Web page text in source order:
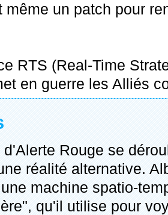
même un patch pour
RTS (Real-Time
en guerre les Alliés
d'Alerte Rouge se
réalité alternative.
machine spatio-
qu'il utilise pour